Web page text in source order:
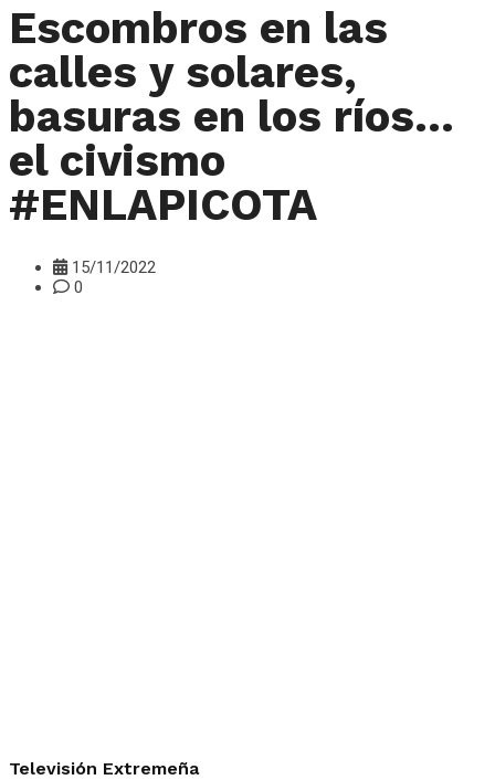
Escombros en las
calles y solares,
basuras en los ríos…
el civismo
#ENLAPICOTA
15/11/2022
0
Televisión Extremeña